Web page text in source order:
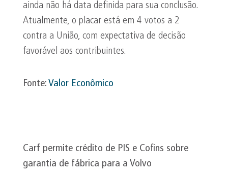
ainda não há data definida para sua conclusão.
Atualmente, o placar está em 4 votos a 2
contra a União, com expectativa de decisão
favorável aos contribuintes.
Fonte: Valor Econômico
Carf permite crédito de PIS e Cofins sobre
garantia de fábrica para a Volvo